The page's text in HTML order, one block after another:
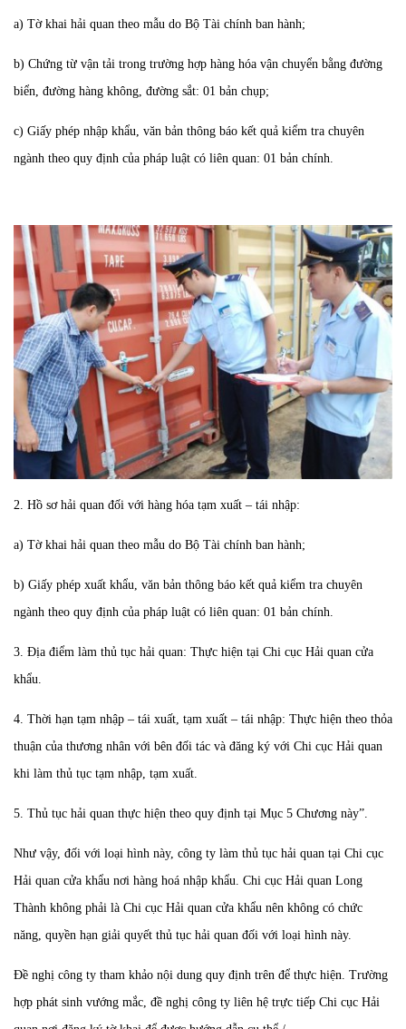
a) Tờ khai hải quan theo mẫu do Bộ Tài chính ban hành;
b) Chứng từ vận tải trong trường hợp hàng hóa vận chuyển bằng đường
biển, đường hàng không, đường sắt: 01 bản chụp;
c) Giấy phép nhập khẩu, văn bản thông báo kết quả kiểm tra chuyên
ngành theo quy định của pháp luật có liên quan: 01 bản chính.
2. Hồ sơ hải quan đối với hàng hóa tạm xuất – tái nhập:
a) Tờ khai hải quan theo mẫu do Bộ Tài chính ban hành;
b) Giấy phép xuất khẩu, văn bản thông báo kết quả kiểm tra chuyên
ngành theo quy định của pháp luật có liên quan: 01 bản chính.
3. Địa điểm làm thủ tục hải quan: Thực hiện tại Chi cục Hải quan cửa
khẩu.
4. Thời hạn tạm nhập – tái xuất, tạm xuất – tái nhập: Thực hiện theo thỏa
thuận của thương nhân với bên đối tác và đăng ký với Chi cục Hải quan
khi làm thủ tục tạm nhập, tạm xuất.
5. Thủ tục hải quan thực hiện theo quy định tại Mục 5 Chương này”.
Như vậy, đối với loại hình này, công ty làm thủ tục hải quan tại Chi cục
Hải quan cửa khẩu nơi hàng hoá nhập khẩu. Chi cục Hải quan Long
Thành không phải là Chi cục Hải quan cửa khẩu nên không có chức
năng, quyền hạn giải quyết thủ tục hải quan đối với loại hình này.
Đề nghị công ty tham khảo nội dung quy định trên để thực hiện. Trường
hợp phát sinh vướng mắc, đề nghị công ty liên hệ trực tiếp Chi cục Hải